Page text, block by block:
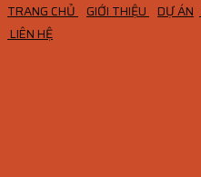
TRANG CHỦ GIỚI THIỆU DỰ ÁN
LIÊN HỆ